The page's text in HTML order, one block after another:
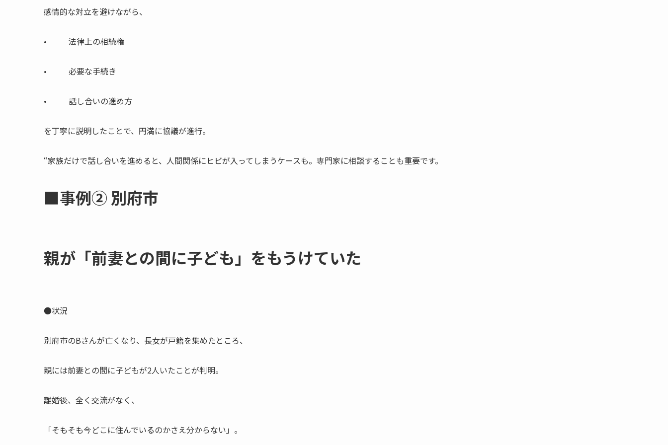
感情的な対立を避けながら、
• 法律上の相続権
• 必要な手続き
• 話し合いの進め方
を丁寧に説明したことで、円満に協議が進行。
“家族だけで話し合いを進めると、人間関係にヒビが入ってしまうケースも。専門家に相談することも重要です。
■事例② 別府市
親が​「前妻との​間に​子ども」を​もうけていた
●状況
別府市のBさんが亡くなり、長女が戸籍を集めたところ、
親には前妻との間に子どもが2人いたことが判明。
離婚後、全く交流がなく、
「そもそも今どこに住んでいるのかさえ分からない」。